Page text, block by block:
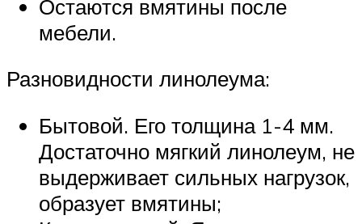
Остаются вмятины после
мебели.
Разновидности линолеума:
Бытовой. Его толщина 1-4 мм.
Достаточно мягкий линолеум, не
выдерживает сильных нагрузок,
образует вмятины;